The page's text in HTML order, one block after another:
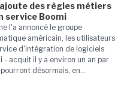
des règles métiers
service Boomi
l'a annoncé le groupe
américain, les utilisateurs
d'intégration de logiciels
- acquit il y a environ un an par
désormais, en...